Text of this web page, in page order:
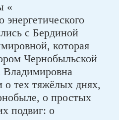
«
энергетического
с Бердиной
которая
Чернобыльской
Владимировна
о тех тяжёлых днях,
о простых
подвиг: о